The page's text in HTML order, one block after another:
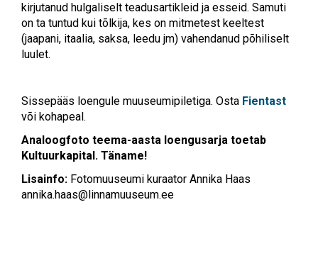
kirjutanud hulgaliselt teadusartikleid ja esseid. Samuti
on ta tuntud kui tõlkija, kes on mitmetest keeltest
(jaapani, itaalia, saksa, leedu jm) vahendanud põhiliselt
luulet.
Sissepääs loengule muuseumipiletiga. Osta Fientast
või kohapeal.
Analoogfoto teema-aasta loengusarja toetab
Kultuurkapital. Täname!
Lisainfo: Fotomuuseumi kuraator Annika Haas
annika.haas@linnamuuseum.ee